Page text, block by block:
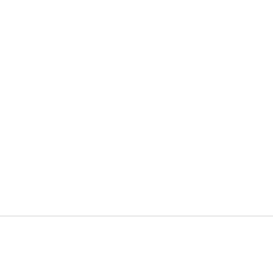
chwytu początkowego przygotowaliśmy